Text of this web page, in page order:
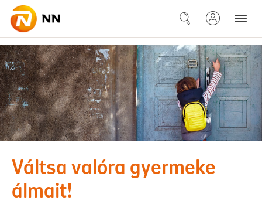
Ugrás a fő tartalomhoz
Kérdések és válaszok -
Váltsa valóra gyermeke
álmait!